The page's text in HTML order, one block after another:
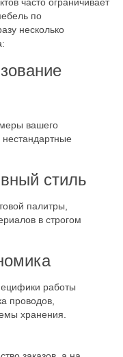
часто ограничивает
по
несколько
вашего
стиль
палитры,
в строгом
работы
проводов,
хранения.